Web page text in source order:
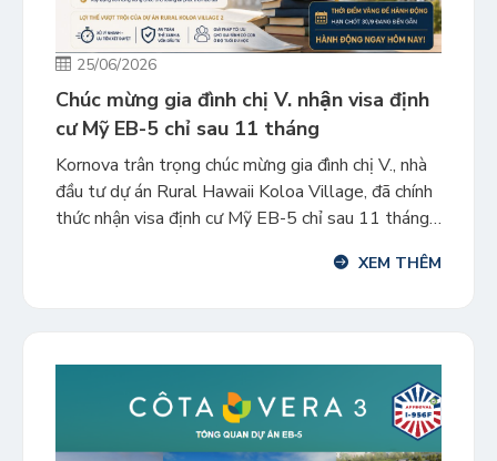
25/06/2026
Chúc mừng gia đình chị V. nhận visa định
cư Mỹ EB-5 chỉ sau 11 tháng
Kornova trân trọng chúc mừng gia đình chị V., nhà
đầu tư dự án Rural Hawaii Koloa Village, đã chính
thức nhận visa định cư Mỹ EB-5 chỉ sau 11 tháng
5 nhanh nhất của khách hàng Kornova tính đếnXEM THÊM